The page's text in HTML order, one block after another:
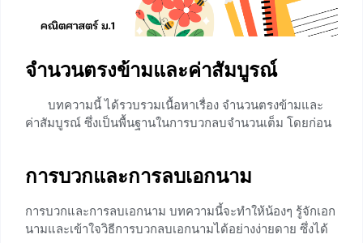
จำนวนตรงข้ามและค่าสัมบูรณ์
บทความนี้ ได้รวบรวมเนื้อหาเรื่อง จำนวนตรงข้ามและ
ค่าสัมบูรณ์ ซึ่งเป็นพื้นฐานในการบวกลบจำนวนเต็ม โดยก่อน
ระยะที่จำนวนเต็มนั้นอยู่ห่างจาก 0 บนเส้นจำนวน แต่ก่อนอื่น
ตรงข้าม “หากค่าของจำนวนที่อยู่ห่างจาก 0 เท่ากัน แต่อยู่
ต่างทิศทางกันมีค่าเท่ากันหรือไม่” (ค่าไม่เท่ากัน)
การบวกและการลบเอกนาม
การบวกและการลบเอกนาม บทความนี้จะทำให้น้องๆ รู้จักเอก
นามและเข้าใจวิธีการบวกลบเอกนามได้อย่างง่ายดาย ซึ่งได้